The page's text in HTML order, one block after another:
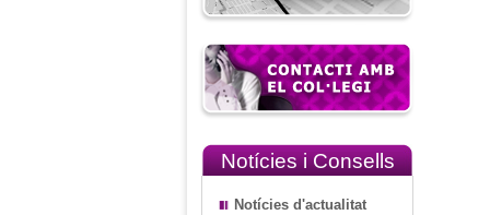
Notícies i Consells
Notícies d'actualitat